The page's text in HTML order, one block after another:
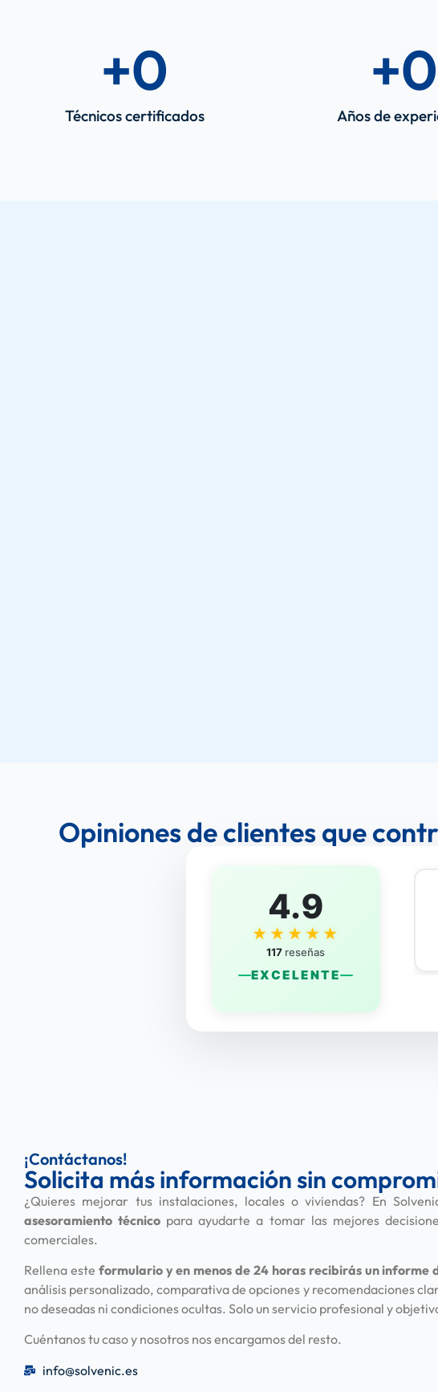
Técnicos certificados
+0
Años de
+0
Opiniones de clientes que
¡Contáctanos!
Solicita más información sin
¿Quieres mejorar tus instalaciones, locales o viviendas? En
asesoramiento técnico para ayudarte a tomar las mejores
comerciales.
Rellena este formulario y en menos de 24 horas recibirás un informe
análisis personalizado, comparativa de opciones y recomendaciones
no deseadas ni condiciones ocultas. Solo un servicio profesional y
Cuéntanos tu caso y nosotros nos encargamos del resto.
info@solvenic.es